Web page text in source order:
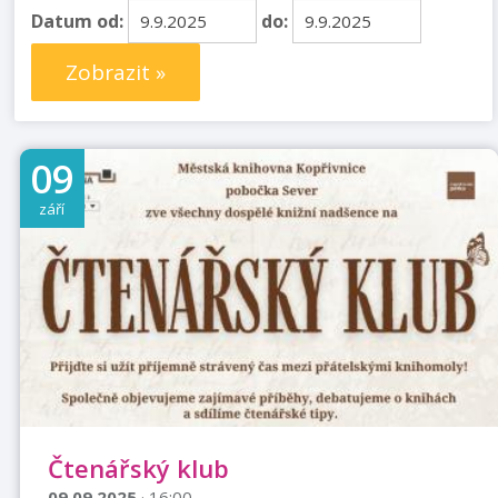
Datum od: do:
Zobrazit »
09
září
Čtenářský klub